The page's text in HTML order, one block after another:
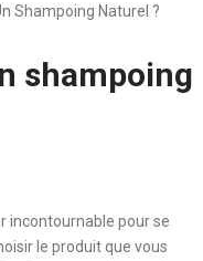
Shampoing Naturel ?
shampoing
incontournable pour se
le produit que vous